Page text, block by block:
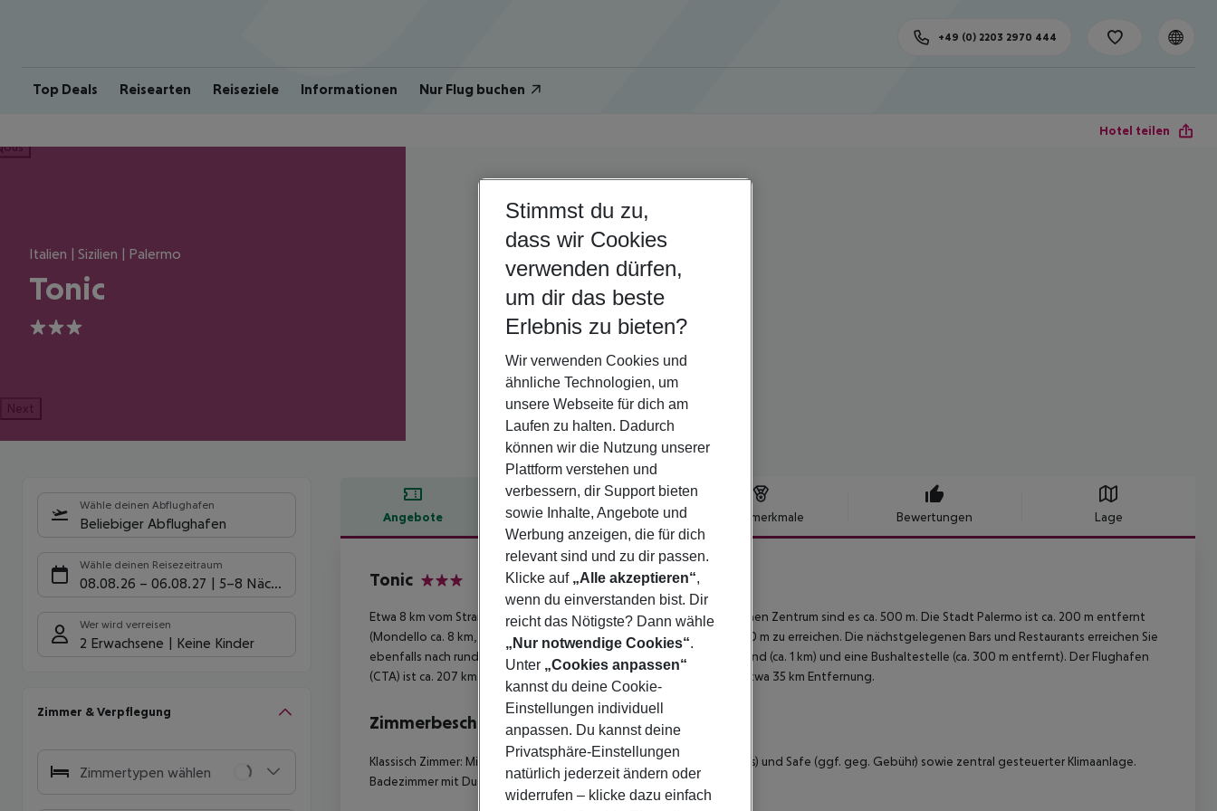
Top Deals Reisearten Reiseziele Informationen Nur Flug buchen
+49 (0) 2203 2970 444
Hotel teilen
Italien | Sizilien | Palermo
Tonic
3
Next
Wähle deinen Abflughafen
Beliebiger Abflughafen
Wähle deinen Reisezeitraum
08.08.26 – 06.08.27 5-8 Nächte
Wer wird verreisen
2 Erwachsene Keine Kinder
Zimmer & Verpflegung
Zimmertypen wählen
Angebote Hotelbeschreibung Hotelmerkmale Bewertungen Lage
Hotelbeschreibung
Tonic
Etwa 8 km vom Strand entfernt liegt das Hotel Tonic. Zum touristischen Zentrum sind es ca. 500 m. Die Stadt Palermo ist ca. 200 m entfernt
(Mondello ca. 8 km, Trapani ca. 110 km). Ein Supermarkt ist nach ca. 200 m zu erreichen. Die nächstgelegenen Bars und Restaurants erreichen Sie
ebenfalls nach rund 200 m. Für Mobilität im Urlaub sorgen ein Taxistand (ca. 1 km) und eine Bushaltestelle (ca. 300 m entfernt). Der Flughafen
(CTA) ist ca. 207 km entfernt. Ein weiterer Flughafen (PMO) liegt in etwa 35 km Entfernung.
Zimmerbeschreibung
Klassisch Zimmer: Mit Heizung (zentral gesteuert), Internet (kostenlos) und Safe (ggf. geg. Gebühr) sowie zentral gesteuerter Klimaanlage.
Badezimmer mit Dusche. Klassisch Zimmer:Klassisch Zimmer:
Stimmst du zu,
dass wir Cookies
verwenden dürfen,
um dir das beste
Erlebnis zu bieten?
Wir verwenden Cookies und
ähnliche Technologien, um
unsere Webseite für dich am
Laufen zu halten. Dadurch
können wir die Nutzung unserer
Plattform verstehen und
verbessern, dir Support bieten
sowie Inhalte, Angebote und
Werbung anzeigen, die für dich
relevant sind und zu dir passen.
Klicke auf „Alle akzeptieren“,
wenn du einverstanden bist. Dir
reicht das Nötigste? Dann wähle
„Nur notwendige Cookies“.
Unter „Cookies anpassen“
kannst du deine Cookie-
Einstellungen individuell
anpassen. Du kannst deine
Privatsphäre-Einstellungen
natürlich jederzeit ändern oder
widerrufen – klicke dazu einfach